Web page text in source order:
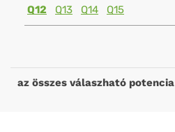
Q12
Q13 Q14 Q15
az összes válaszható potencia